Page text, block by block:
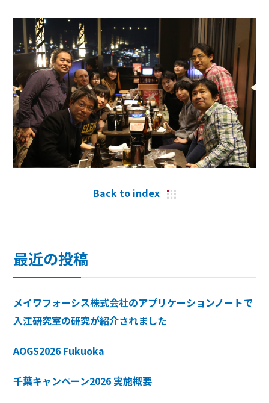
Back to index
最近の投稿
メイワフォーシス株式会社のアプリケーションノートで
入江研究室の研究が紹介されました
AOGS2026 Fukuoka
千葉キャンペーン2026 実施概要